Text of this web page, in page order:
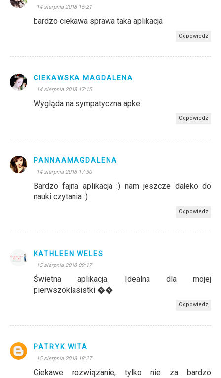
14 sierpnia 2018 15:21
bardzo ciekawa sprawa taka aplikacja
Odpowiedz
CIEKAWSKA MAGDALENA
14 sierpnia 2018 17:15
Wygląda na sympatyczna apke
Odpowiedz
PANNAAMAGDALENA
14 sierpnia 2018 17:30
Bardzo fajna aplikacja :) nam jeszcze daleko do
nauki czytania :)
Odpowiedz
KATHLEEN WELES
15 sierpnia 2018 09:17
Świetna aplikacja. Idealna dla mojej
pierwszoklasistki ��
Odpowiedz
PATRYK WITA
15 sierpnia 2018 18:27
Ciekawe rozwiązanie, tylko nie za bardzo